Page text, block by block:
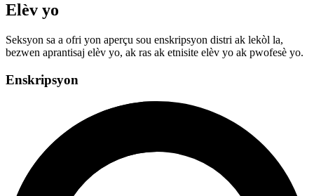
Elèv yo
Seksyon sa a ofri yon aperçu sou enskripsyon distri ak lekòl la,
bezwen aprantisaj elèv yo, ak ras ak etnisite elèv yo ak pwofesè yo.
Enskripsyon